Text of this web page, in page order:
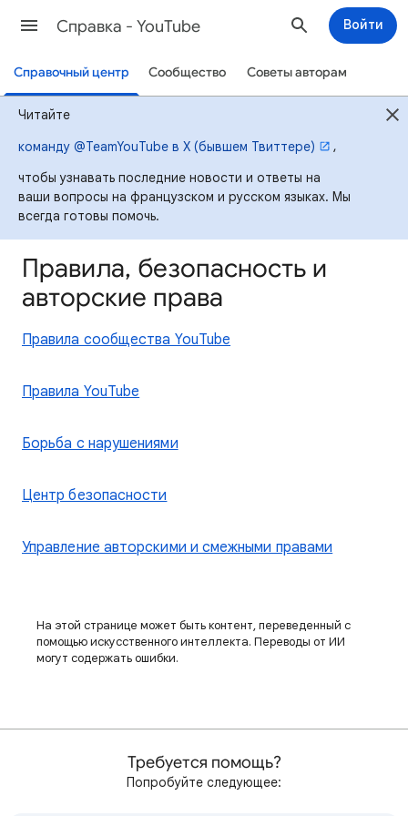
Cправка - YouTube Войти
Справочный центр Сообщество Советы авторам
Читайте
команду @TeamYouTube в X (бывшем Твиттере)
,
чтобы узнавать последние новости и ответы на
ваши вопросы на французском и русском языках. Мы
всегда готовы помочь.
Правила, безопасность и
авторские права
Правила сообщества YouTube
Правила YouTube
Борьба с нарушениями
Центр безопасности
Управление авторскими и смежными правами
На этой странице может быть контент, переведенный с
помощью искусственного интеллекта. Переводы от ИИ
могут содержать ошибки.
Требуется помощь?
Попробуйте следующее: